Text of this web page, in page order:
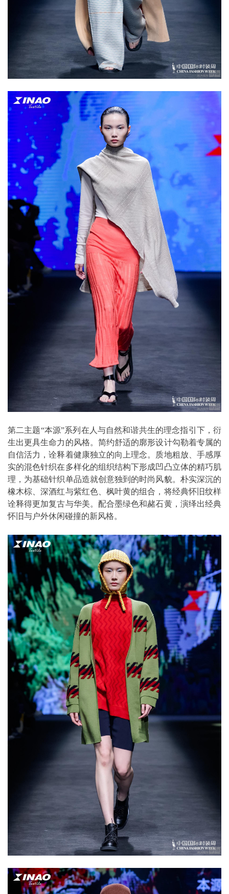
第二主题“本源”系列在人与自然和谐共生的理念指引下，衍
生出更具生命力的风格。简约舒适的廓形设计勾勒着专属的
自信活力，诠释着健康独立的向上理念。质地粗放、手感厚
实的混色针织在多样化的组织结构下形成凹凸立体的精巧肌
理，为基础针织单品造就创意独到的时尚风貌。朴实深沉的
橡木棕、深酒红与紫红色、枫叶黄的组合，将经典怀旧纹样
诠释得更加复古与华美。配合墨绿色和赭石黄，演绎出经典
怀旧与户外休闲碰撞的新风格。